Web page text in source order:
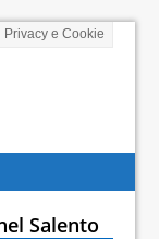
Privacy e Cookie
Salento